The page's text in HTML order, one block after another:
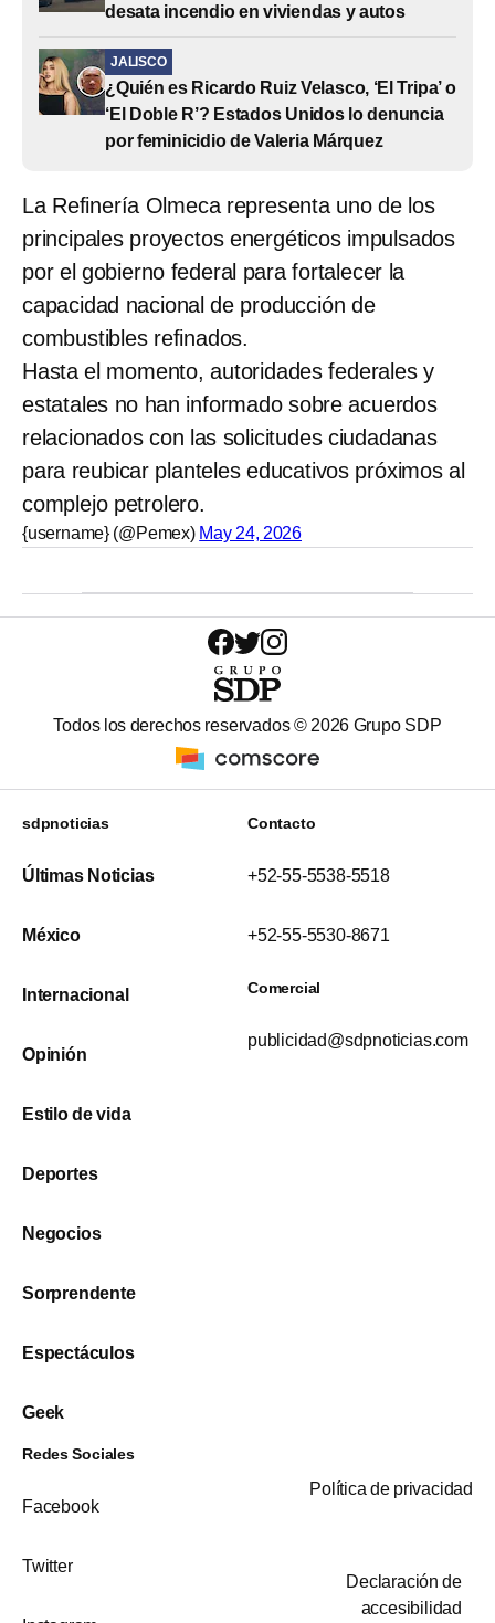
desata incendio en viviendas y autos
JALISCO
¿Quién es Ricardo Ruiz Velasco, ‘El Tripa’ o
‘El Doble R’? Estados Unidos lo denuncia
por feminicidio de Valeria Márquez
La Refinería Olmeca representa uno de los
principales proyectos energéticos impulsados
por el gobierno federal para fortalecer la
capacidad nacional de producción de
combustibles refinados.
Hasta el momento, autoridades federales y
estatales no han informado sobre acuerdos
relacionados con las solicitudes ciudadanas
para reubicar planteles educativos próximos al
complejo petrolero.
{username} (@Pemex) May 24, 2026
Todos los derechos reservados ©2026 Grupo SDP
sdpnoticias
Últimas Noticias
México
Internacional
Opinión
Estilo de vida
Deportes
Negocios
Sorprendente
Espectáculos
Geek
Contacto
+52-55-5538-5518
+52-55-5530-8671
Comercial
publicidad@sdpnoticias.com
Redes Sociales
Facebook
Twitter
Política de privacidad
Declaración de
accesibilidad